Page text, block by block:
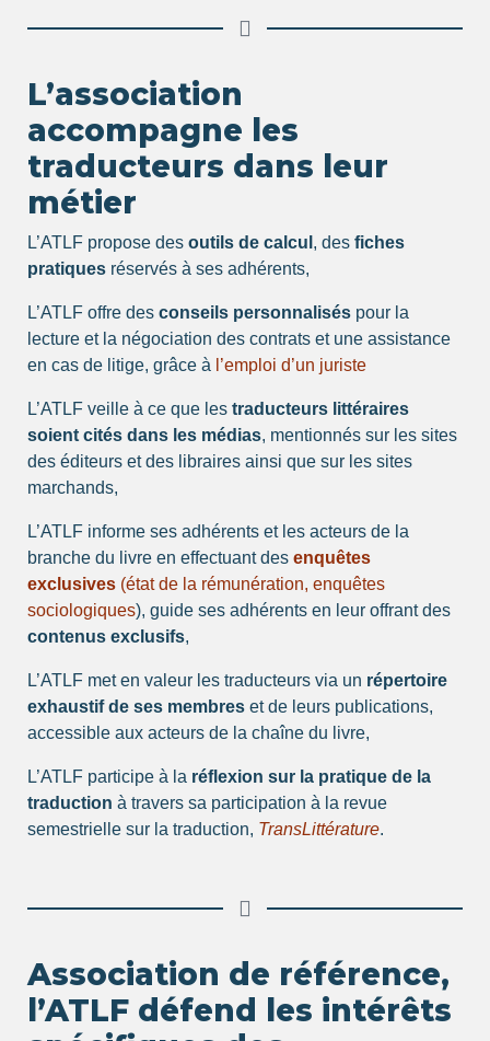
L’association
accompagne les
traducteurs dans leur
métier
L’ATLF propose des outils de calcul , des fiches
pratiques réservés à ses adhérents,
L’ATLF offre des conseils personnalisés pour la
lecture et la négociation des contrats et une assistance
en cas de litige, grâce à l’emploi d’un juriste
L’ATLF veille à ce que les traducteurs littéraires
soient cités dans les médias, mentionnés sur les sites
des éditeurs et des libraires ainsi que sur les sites
marchands,
L’ATLF informe ses adhérents et les acteurs de la
branche du livre en effectuant des enquêtes
exclusives (état de la rémunération, enquêtes
sociologiques), guide ses adhérents en leur offrant des
contenus exclusifs,
L’ATLF met en valeur les traducteurs via un répertoire
exhaustif de ses membres et de leurs publications,
accessible aux acteurs de la chaîne du livre,
L’ATLF participe à la réflexion sur la pratique de la
traduction à travers sa participation à la revue
semestrielle sur la traduction, TransLittérature.
Association de référence,
l’ATLF défend les intérêts